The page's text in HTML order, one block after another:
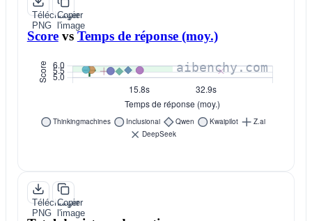
Télécharger
PNG
Copier
l'image
Score vs Temps de réponse (moy.)
Télécharger
PNG
Copier
l'image